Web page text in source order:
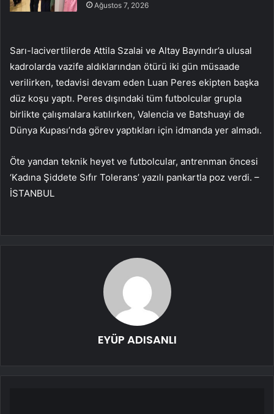
Ağustos 7, 2026
Sarı-lacivertlilerde Attila Szalai ve Altay Bayındır’a ulusal
kadrolarda vazife aldıklarından ötürü iki gün müsaade
verilirken, tedavisi devam eden Luan Peres ekipten başka
düz koşu yaptı. Peres dışındaki tüm futbolcular grupla
birlikte çalışmalara katılırken, Valencia ve Batshuayi de
Dünya Kupası’nda görev yaptıkları için idmanda yer almadı.
Öte yandan teknik heyet ve futbolcular, antrenman öncesi
‘Kadına Şiddete Sıfır Tolerans’ yazılı pankartla poz verdi. –
İSTANBUL
EYÜP ADISANLI